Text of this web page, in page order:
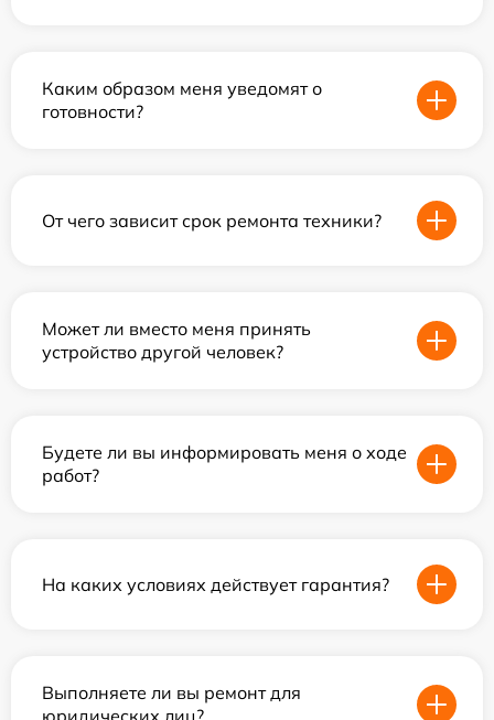
Каким образом меня уведомят о
готовности?
От чего зависит срок ремонта техники?
Может ли вместо меня принять
устройство другой человек?
Будете ли вы информировать меня о ходе
работ?
На каких условиях действует гарантия?
Выполняете ли вы ремонт для
юридических лиц?